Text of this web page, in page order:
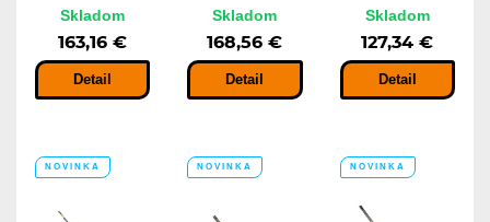
Skladom
163,16 €
Detail
Skladom
168,56 €
Detail
Skladom
127,34 €
Detail
NOVINKA NOVINKA NOVINKA